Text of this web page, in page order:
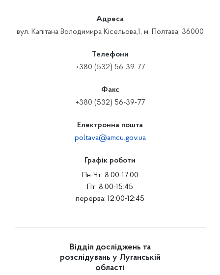
Адреса
вул. Капітана Володимира Кісельова,1, м. Полтава, 36000
Телефони
+380 (532) 56-39-77
Факс
+380 (532) 56-39-77
Електронна пошта
poltava@amcu.gov.ua
Графік роботи
Пн-Чт: 8:00-17:00
Пт: 8:00-15:45
перерва: 12:00-12:45
Відділ досліджень та
розслідувань у Луганській
області